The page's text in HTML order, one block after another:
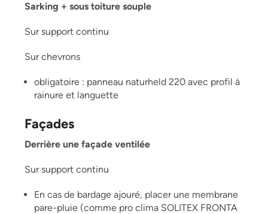
Sarking + sous toiture souple
Sur support continu
Sur chevrons
obligatoire : panneau naturheld 220 avec profil à
rainure et languette
Façades
Derrière une façade ventilée
Sur support continu
En cas de bardage ajouré, placer une membrane
pare-pluie (comme pro clima SOLITEX FRONTA